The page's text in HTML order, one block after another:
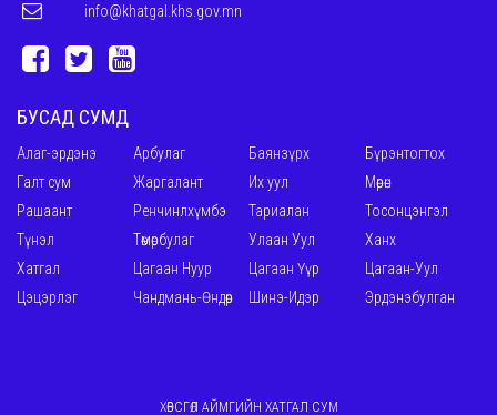
info@khatgal.khs.gov.mn
БУСАД СУМД
Алаг-эрдэнэ Арбулаг Баянзүрх
Бүрэнтогтох
Галт сум
Жаргалант Их уул
Мөрөн
Рашаант
Ренчинлхүмбэ Тариалан
Тосонцэнгэл
Түнэл
Төмөрбулаг Улаан Уул
Ханх
Хатгал
Цагаан Нуур Цагаан Үүр
Цагаан-Уул
Цэцэрлэг
Чандмань-Өндөр Шинэ-Идэр Эрдэнэбулган
ХӨВСГӨЛ АЙМГИЙН ХАТГАЛ СУМ